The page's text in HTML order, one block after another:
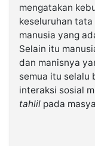
Kabarbaru
Media
Holding
mengatakan
keseluruhan
manusia yang
Selain itu
dan manisnya
semua itu selalu
interaksi sosial
tahlil pada